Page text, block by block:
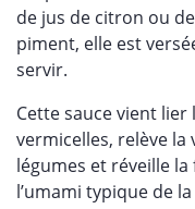
de jus de citron ou
piment, elle est
servir.
Cette sauce vient lier
vermicelles, relève
légumes et réveille
l’umami typique de